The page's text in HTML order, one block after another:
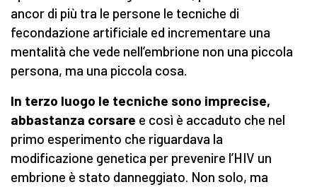
ancor di più tra le persone le tecniche di
fecondazione artificiale ed incrementare una
mentalità che vede nell’embrione non una piccola
persona, ma una piccola cosa.
In terzo luogo le tecniche sono imprecise,
abbastanza corsare e così è accaduto che nel
primo esperimento che riguardava la
modificazione genetica per prevenire l’HIV un
embrione è stato danneggiato. Non solo, ma